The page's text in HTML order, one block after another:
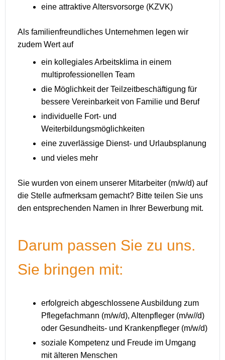
eine attraktive Altersvorsorge (KZVK)
Als familienfreundliches Unternehmen legen wir
zudem Wert auf
ein kollegiales Arbeitsklima in einem
multiprofessionellen Team
die Möglichkeit der Teilzeitbeschäftigung für
bessere Vereinbarkeit von Familie und Beruf
individuelle Fort- und
Weiterbildungsmöglichkeiten
eine zuverlässige Dienst- und Urlaubsplanung
und vieles mehr
Sie wurden von einem unserer Mitarbeiter (m/w/d) auf
die Stelle aufmerksam gemacht? Bitte teilen Sie uns
den entsprechenden Namen in Ihrer Bewerbung mit.
Darum passen Sie zu uns.
Sie bringen mit:
erfolgreich abgeschlossene Ausbildung zum
Pflegefachmann (m/w/d), Altenpfleger (m/w//d)
oder Gesundheits- und Krankenpfleger (m/w/d)
soziale Kompetenz und Freude im Umgang
mit älteren Menschen